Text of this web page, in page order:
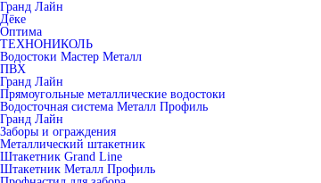
Гранд Лайн
Дёке
Оптима
ТЕХНОНИКОЛЬ
Водостоки Мастер Металл
ПВХ
Гранд Лайн
Прямоугольные металлические водостоки
Водосточная система Металл Профиль
Гранд Лайн
Заборы и ограждения
Металлический штакетник
Штакетник Grand Line
Штакетник Металл Профиль